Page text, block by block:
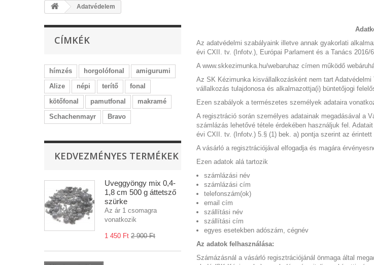
Adatvédelem
CÍMKÉK
hímzés horgolófonal
amigurumi
Alize
népi terítő
fonal
kötőfonal
pamutfonal
makramé
Schachenmayr
Bravo
KEDVEZMÉNYES TERMÉKEK
Üveggyöngy mix 0,4-
1,8 cm 500 g áttetsző
szürke
Az ár 1 csomagra
vonatkozik
1 450 Ft‎ 2 900 Ft‎
Az adatvédelmi szabályaink illetve annak gyakorlati
évi CXII. tv. (Infotv.), Európai Parlament és a Tanács 2016/
A www.skkezimunka.hu/webaruhaz címen működő
Az SK Kézimunka kisvállalkozásként nem tart
vállalkozás tulajdonosa és alkalmazottja(i) büntetőjogi
Ezen szabályok a természetes személyek adataira
A regisztráció során személyes adatainak megadásával a
számlázás lehetővé tétele érdekében használjuk fel.
évi CXII. tv. (Infotv.) 5.§ (1) bek. a) pontja szerint az
A vásárló a regisztrációjával elfogadja és magára
Ezen adatok alá tartozik
számlázási név
számlázási cím
telefonszám(ok)
email cím
szállítási név
szállítási cím
egyes esetekben adószám, cégnév
Az adatok felhasználása:
Számázásnál a vásárló regisztrációjánál önmaga által